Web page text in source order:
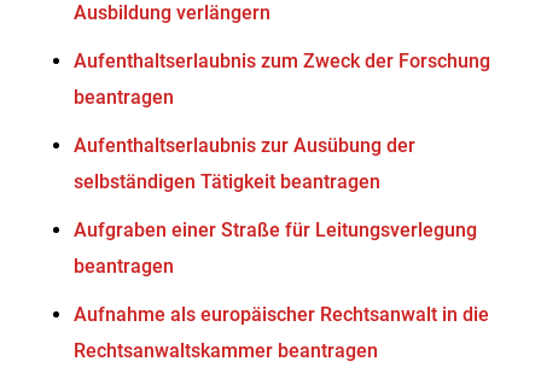
Ausbildung verlängern
Aufenthaltserlaubnis zum Zweck der Forschung
beantragen
Aufenthaltserlaubnis zur Ausübung der
selbständigen Tätigkeit beantragen
Aufgraben einer Straße für Leitungsverlegung
beantragen
Aufnahme als europäischer Rechtsanwalt in die
Rechtsanwaltskammer beantragen